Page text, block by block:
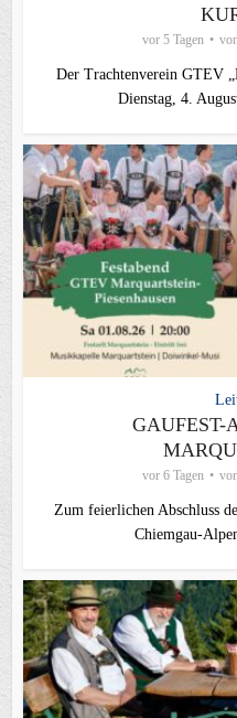
vor 5 Tagen
Der Trachtenverein GTEV
Dienstag, 4.
GAUFEST-
vor 6 Tagen
Zum feierlichen Abschluss